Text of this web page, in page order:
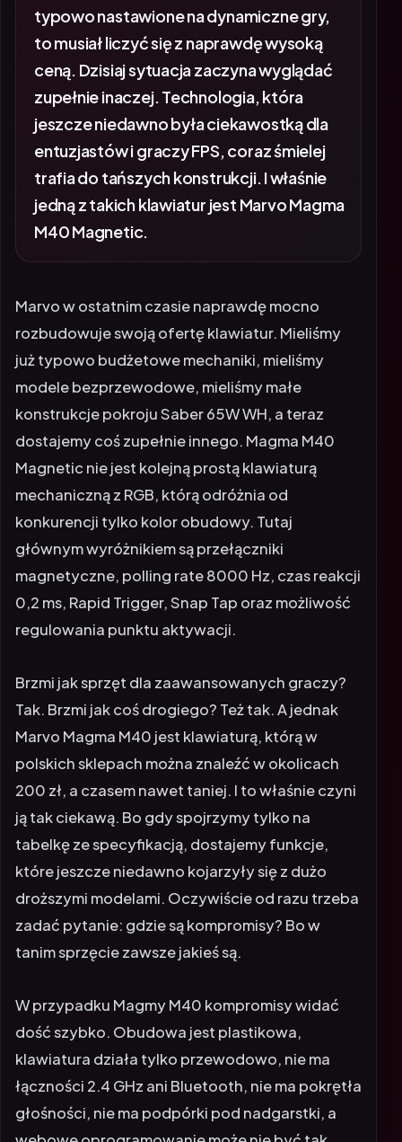
typowo nastawione na dynamiczne gry,
to musiał liczyć się z naprawdę wysoką
ceną. Dzisiaj sytuacja zaczyna wyglądać
zupełnie inaczej. Technologia, która
jeszcze niedawno była ciekawostką dla
entuzjastów i graczy FPS, coraz śmielej
trafia do tańszych konstrukcji. I właśnie
jedną z takich klawiatur jest Marvo Magma
M40 Magnetic.
Marvo w ostatnim czasie naprawdę mocno
rozbudowuje swoją ofertę klawiatur. Mieliśmy
już typowo budżetowe mechaniki, mieliśmy
modele bezprzewodowe, mieliśmy małe
konstrukcje pokroju Saber 65W WH, a teraz
dostajemy coś zupełnie innego. Magma M40
Magnetic nie jest kolejną prostą klawiaturą
mechaniczną z RGB, którą odróżnia od
konkurencji tylko kolor obudowy. Tutaj
głównym wyróżnikiem są przełączniki
magnetyczne, polling rate 8000 Hz, czas reakcji
0,2 ms, Rapid Trigger, Snap Tap oraz możliwość
regulowania punktu aktywacji.
Brzmi jak sprzęt dla zaawansowanych graczy?
Tak. Brzmi jak coś drogiego? Też tak. A jednak
Marvo Magma M40 jest klawiaturą, którą w
polskich sklepach można znaleźć w okolicach
200 zł, a czasem nawet taniej. I to właśnie czyni
ją tak ciekawą. Bo gdy spojrzymy tylko na
tabelkę ze specyfikacją, dostajemy funkcje,
które jeszcze niedawno kojarzyły się z dużo
droższymi modelami. Oczywiście od razu trzeba
zadać pytanie: gdzie są kompromisy? Bo w
tanim sprzęcie zawsze jakieś są.
W przypadku Magmy M40 kompromisy widać
dość szybko. Obudowa jest plastikowa,
klawiatura działa tylko przewodowo, nie ma
łączności 2.4 GHz ani Bluetooth, nie ma pokrętła
głośności, nie ma podpórki pod nadgarstki, a